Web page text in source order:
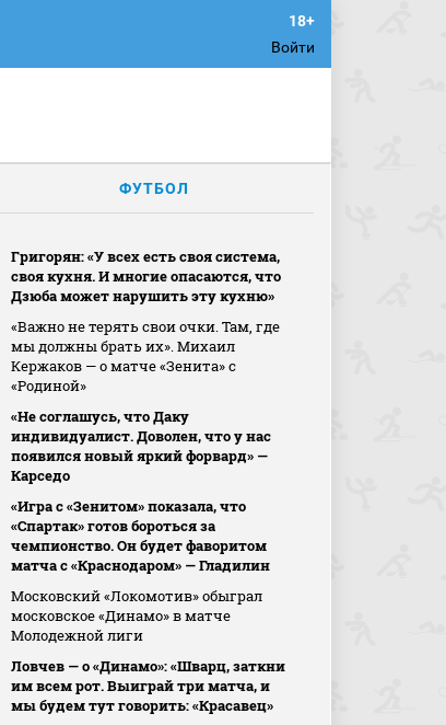
Войти
ФУТБОЛ
Григорян: «У всех есть своя система,
своя кухня. И многие опасаются, что
Дзюба может нарушить эту кухню»
«Важно не терять свои очки. Там, где
мы должны брать их». Михаил
Кержаков — о матче «Зенита» с
«Родиной»
«Не соглашусь, что Даку
индивидуалист. Доволен, что у нас
появился новый яркий форвард» —
Карседо
«Игра с «Зенитом» показала, что
«Спартак» готов бороться за
чемпионство. Он будет фаворитом
матча с «Краснодаром» — Гладилин
Московский «Локомотив» обыграл
московское «Динамо» в матче
Молодежной лиги
Ловчев — о «Динамо»: «Шварц, заткни
им всем рот. Выиграй три матча, и
мы будем тут говорить: «Красавец»